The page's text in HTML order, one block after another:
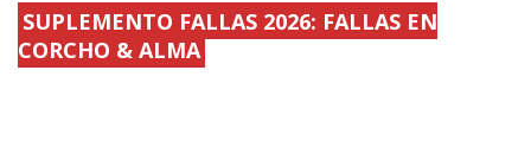
SUPLEMENTO FALLAS 2026: FALLAS EN
CORCHO & ALMA